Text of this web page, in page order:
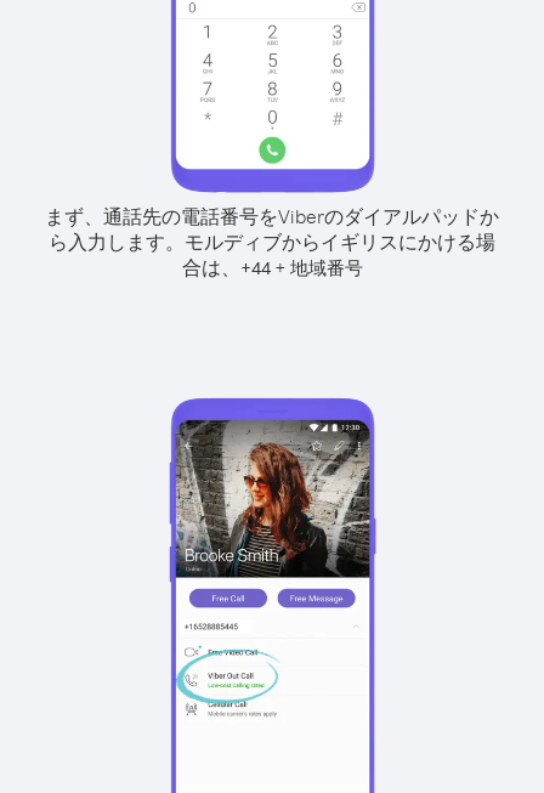
まず、通話先の電話番号をViberのダイアルパッドか
ら入力します。 モルディブからイギリスにかける場
合は、
+44+ 地域番号